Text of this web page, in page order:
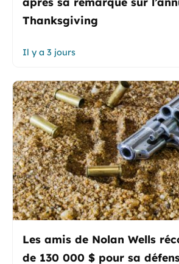
Thanksgiving
Il y a 3 jours
Les amis de Nolan Wells
de 130 000 $ pour sa